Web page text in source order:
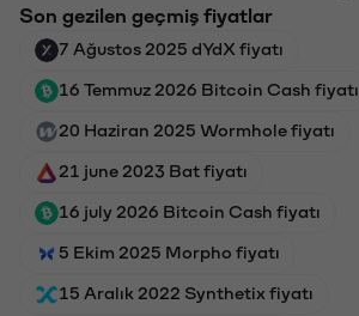
Son gezilen geçmiş fiyatlar
7 Ağustos 2025 dYdX fiyatı
16 Temmuz 2026 Bitcoin Cash fiyatı
20 Haziran 2025 Wormhole fiyatı
21 june 2023 Bat fiyatı
16 july 2026 Bitcoin Cash fiyatı
5 Ekim 2025 Morpho fiyatı
15 Aralık 2022 Synthetix fiyatı